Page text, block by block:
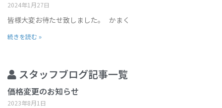
2024年1月27日
皆様大変お待たせ致しました。 かまく
続きを読む »
スタッフブログ記事一覧
価格変更のお知らせ
2023年8月1日